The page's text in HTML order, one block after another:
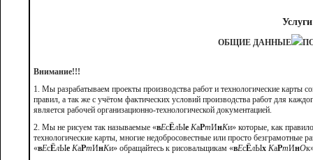
ОБЩИЕ ДАННЫЕ
Внимание!!!
1. Мы разрабатываем проекты производства работ и технологические карты
правил, а так же с учётом фактических условий производства работ для
является рабочей организационно-технологической документацией.
2. Мы не рисуем так называемые «вЕсЁлЫе КаРтИнКи» которые, как
технологические карты, многие недобросовестные или просто
«вЕсЁлЫе КаРтИнКи» обращайтесь к рисовальщикам «вЕсЁлЫх КаРтИнО